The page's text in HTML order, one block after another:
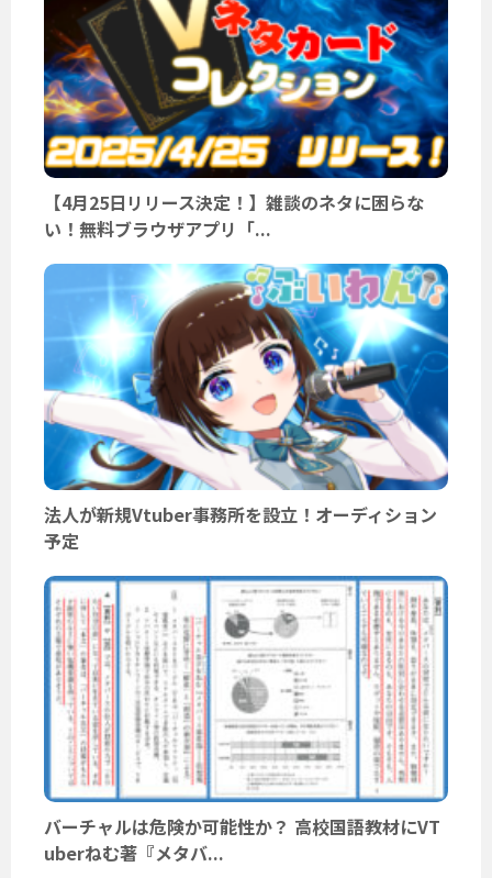
【4月25日リリース決定！】雑談のネタに困らな
い！無料ブラウザアプリ「...
法人が新規Vtuber事務所を設立！オーディション
予定
バーチャルは危険か可能性か？ 高校国語教材にVT
uberねむ著『メタバ...